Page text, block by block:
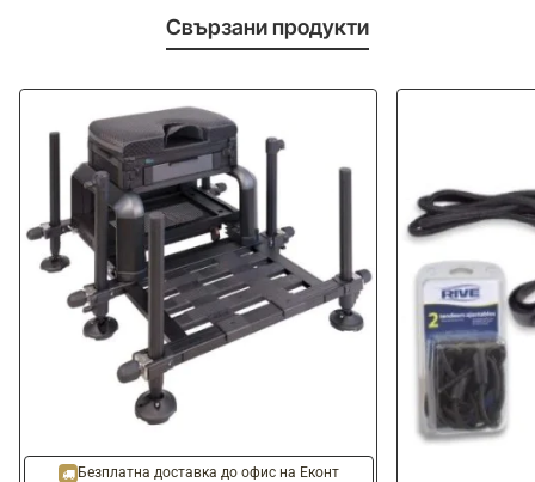
Свързани продукти
Безплатна доставка до офис на Еконт